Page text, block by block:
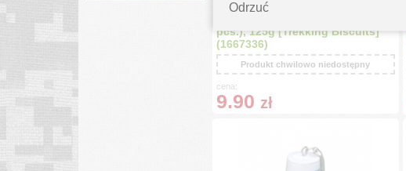
pcs.), 125g [Trekking Biscuits]
(1667336)
Produkt chwilowo niedostępny
cena:
9.90 zł
Odrzuć